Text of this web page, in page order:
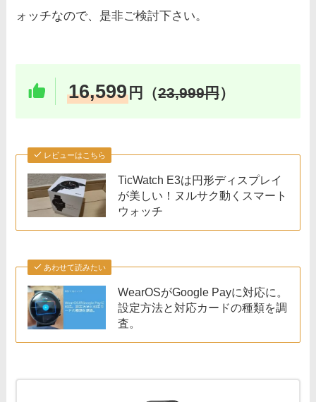
ォッチなので、是非ご検討下さい。
16,599円（23,999円）
レビューはこちら
TicWatch E3は円形ディスプレイ
が美しい！ヌルサク動くスマート
ウォッチ
あわせて読みたい
WearOSがGoogle Payに対応に。
設定方法と対応カードの種類を調
査。